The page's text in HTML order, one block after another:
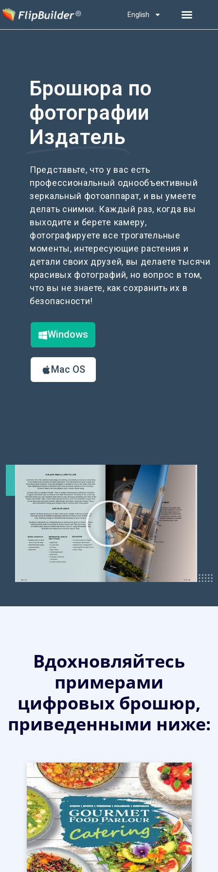
English
Брошюра по
фотографии
Издатель
Представьте, что у вас есть
профессиональный однообъективный
зеркальный фотоаппарат, и вы умеете
делать снимки. Каждый раз, когда вы
выходите и берете камеру,
фотографируете все трогательные
моменты, интересующие растения и
детали своих друзей, вы делаете тысячи
красивых фотографий, но вопрос в том,
что вы не знаете, как сохранить их в
безопасности!
Windows
Mac OS
Вдохновляйтесь
примерами
цифровых брошюр,
приведенными ниже: